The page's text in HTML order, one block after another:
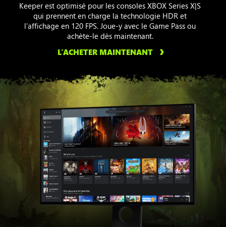
Keeper est optimisé pour les consoles XBOX Series X|S
qui prennent en charge la technologie HDR et
l’affichage en 120 FPS. Joue-y avec le Game Pass ou
achète-le dès maintenant.
L’ACHETER MAINTENANT